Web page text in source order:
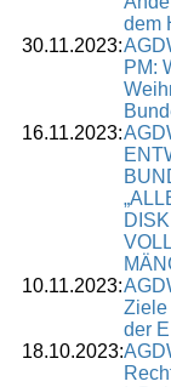
dem
30.11.2023:
PM:
16.11.2023:
10.11.2023:
Ziele
der
18.10.2023: